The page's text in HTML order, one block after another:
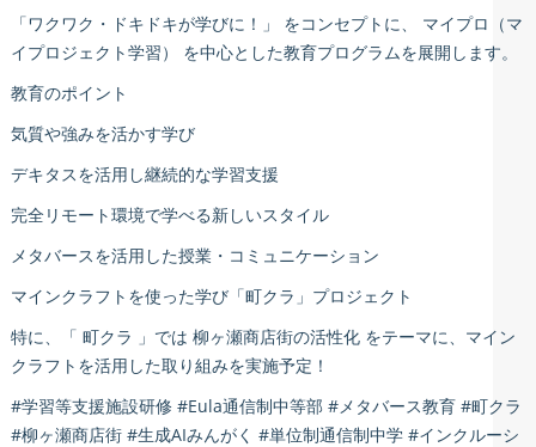
「ワクワク・ドキドキが学びに！」 をコンセプトに、 マイプロ（マ
イプロジェクト学習） を中心とした教育プログラムを展開します。
教育のポイント
気質や強みを活かす学び
デキタスを活用し継続的な学習支援
完全リモート環境で学べる新しいスタイル
メタバースを活用した授業・コミュニケーション
マインクラフトを使った学び「町クラ」プロジェクト
特に、「 町クラ 」では 柳ヶ瀬商店街の活性化 をテーマに、マイン
クラフトを活用した取り組みを実施予定！
#学習等支援施設研修 #Eula通信制中等部 #メタバース教育 #町クラ
#柳ヶ瀬商店街 #生成AIみんがく #単位制通信制中学 #インクルーシ